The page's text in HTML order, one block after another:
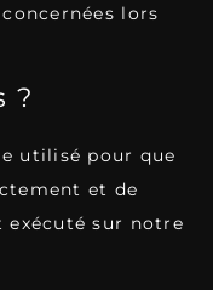
lors
?
utilisé pour que
et de
exécuté sur notre